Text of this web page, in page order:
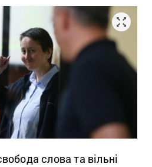
слова та вільні